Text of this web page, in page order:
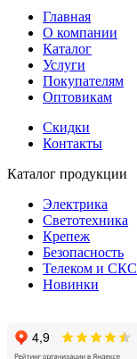
Главная
О компании
Каталог
Услуги
Покупателям
Оптовикам
Скидки
Контакты
Каталог продукции
Электрика
Светотехника
Крепеж
Безопасность
Телеком и СКС
Новинки